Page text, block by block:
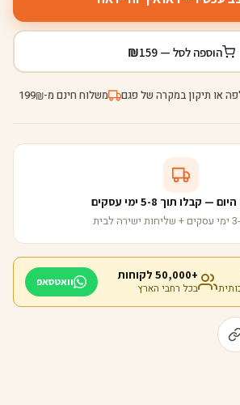
הוספה לסל — ₪159
או תיקון במקרה של פגם משלוח חינם מ-₪
199
— קבלו תוך 5-8 ימי עסקים
+50,000 לקוחות
בכל רחבי הארץ
וואטסאפ